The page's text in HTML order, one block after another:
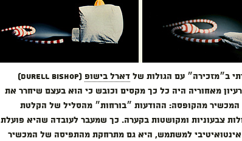
ב״מזכירה״ עם הגולות שלדארל בישופ
(Durell Bishop)
מאחוריה היה כל כך מקסים וכובש כי הוא בעצם שיחרר את
מהקופסה: ההודעות ״בורחות״ מהסליל של הקלטת
צבעוניות ומקושטות בקערה. כך שמעבר לעובדה שהיא פועלת
למשתמש, היא גם מתרחקת מהתפיסה של המכשיר